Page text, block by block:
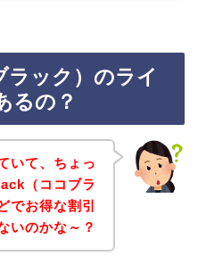
ック）のライ
るの？
いて、ちょっ
（ココブラ
でお得な割引
いのかな～？